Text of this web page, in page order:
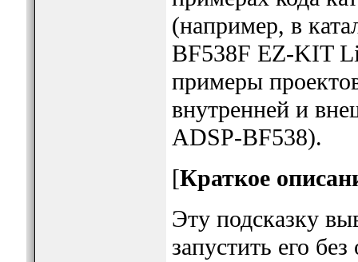
(например, в
BF538F EZ-KIT
примеры
внутренней и
ADSP-BF538).
[Краткое
Эту подсказку
запустить его